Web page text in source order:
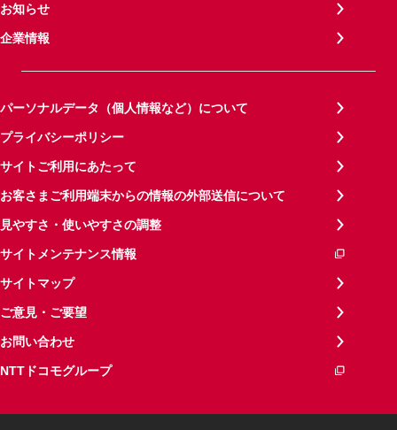
お知らせ
企業情報
パーソナルデータ（個人情報など）について
プライバシーポリシー
サイトご利用にあたって
お客さまご利用端末からの情報の外部送信について
見やすさ・使いやすさの調整
サイトメンテナンス情報
サイトマップ
ご意見・ご要望
お問い合わせ
NTTドコモグループ